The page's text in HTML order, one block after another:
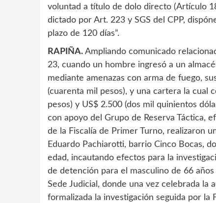
voluntad a título de dolo directo (Artículo
dictado por Art. 223 y SGS del CPP,
plazo de 120 días”.
RAPIÑA. Ampliando comunicado
23, cuando un hombre ingresó a un
mediante amenazas con arma de fuego,
(cuarenta mil pesos), y una cartera la cual
pesos) y US$ 2.500 (dos mil quinientos
con apoyo del Grupo de Reserva Táctica,
de la Fiscalía de Primer Turno, realizaron
Eduardo Pachiarotti, barrio Cinco Bocas,
edad, incautando efectos para la
de detención para el masculino de 66
Sede Judicial, donde una vez celebrada la
formalizada la investigación seguida por la